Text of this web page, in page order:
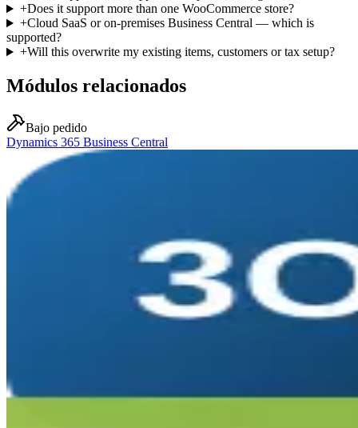
+Does it support more than one WooCommerce store?
+Cloud SaaS or on-premises Business Central — which is
supported?
+Will this overwrite my existing items, customers or tax setup?
Módulos relacionados
Bajo pedido
Dynamics 365 Business Central